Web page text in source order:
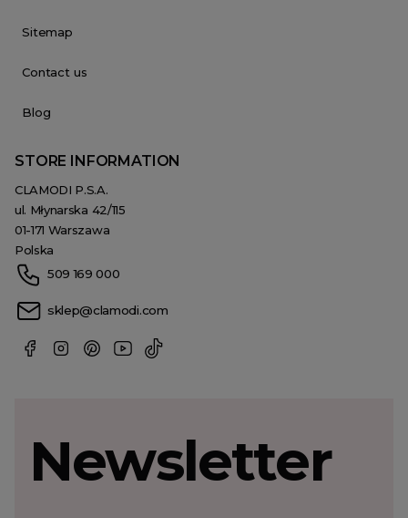
Sitemap
Contact us
Blog
STORE INFORMATION
CLAMODI P.S.A.
ul. Młynarska 42/115
01-171 Warszawa
Polska
509 169 000
sklep@clamodi.com
Newsletter